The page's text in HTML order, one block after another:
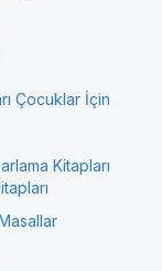
Çocuklar İçin
Kitapları